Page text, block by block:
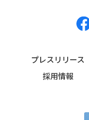
プレスリリース
採用情報